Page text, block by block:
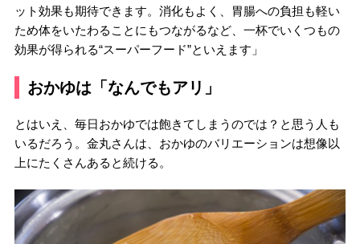
ット効果も期待できます。消化もよく、胃腸への負担も軽い
ため体をいたわることにもつながるなど、一杯でいくつもの
効果が得られる“スーパーフード”といえます」
おかゆは「なんでもアリ」
とはいえ、毎日おかゆでは飽きてしまうのでは？と思う人も
いるだろう。金丸さんは、おかゆのバリエーションは想像以
上にたくさんあると続ける。